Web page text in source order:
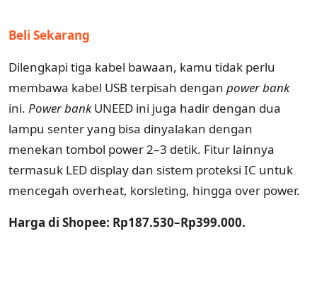
Beli Sekarang
Dilengkapi tiga kabel bawaan, kamu tidak perlu
membawa kabel USB terpisah dengan power bank
ini. Power bankUNEED ini juga hadir dengan dua
lampu senter yang bisa dinyalakan dengan
menekan tombol power 2–3 detik. Fitur lainnya
termasuk LED display dan sistem proteksi IC untuk
mencegah overheat, korsleting, hingga over power.
Harga di Shopee: Rp187.530–Rp399.000.